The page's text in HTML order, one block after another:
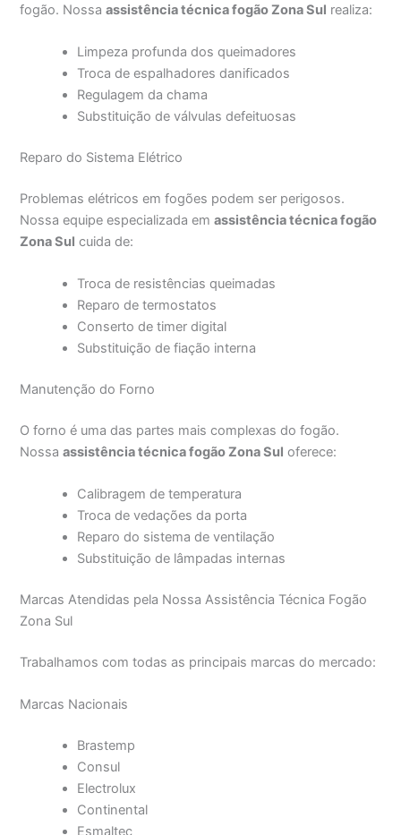
fogão. Nossaassistência técnica fogão Zona Sul realiza:
Limpeza profunda dos queimadores
Troca de espalhadores danificados
Regulagem da chama
Substituição de válvulas defeituosas
Reparo do Sistema Elétrico
Problemas elétricos em fogões podem ser perigosos.
Nossa equipe especializada emassistência técnica fogão
Zona Sul cuida de:
Troca de resistências queimadas
Reparo de termostatos
Conserto de timer digital
Substituição de fiação interna
Manutenção do Forno
O forno é uma das partes mais complexas do fogão.
Nossaassistência técnica fogão Zona Sul oferece:
Calibragem de temperatura
Troca de vedações da porta
Reparo do sistema de ventilação
Substituição de lâmpadas internas
Marcas Atendidas pela Nossa Assistência Técnica Fogão
Zona Sul
Trabalhamos com todas as principais marcas do mercado:
Marcas Nacionais
Brastemp
Consul
Electrolux
Continental
Esmaltec